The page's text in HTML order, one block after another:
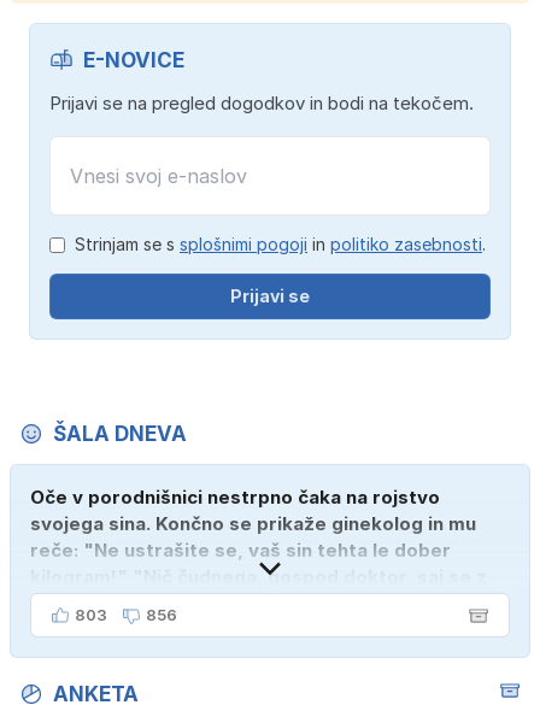
E-NOVICE
Prijavi se na pregled dogodkov in bodi na tekočem.
Strinjam se s splošnimi pogoji in politiko zasebnosti.
Prijavi se
ŠALA DNEVA
Oče v porodnišnici nestrpno čaka na rojstvo
svojega sina. Končno se prikaže ginekolog in mu
reče: "Ne ustrašite se, vaš sin tehta le dober
kilogram!" "Nič čudnega, gospod doktor, saj se z
ženo poznava šele tri mesece."
803 856
ANKETA